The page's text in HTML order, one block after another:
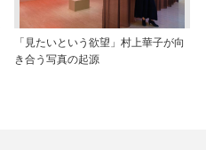
「見たいという欲望」村上華子が向
き合う写真の起源